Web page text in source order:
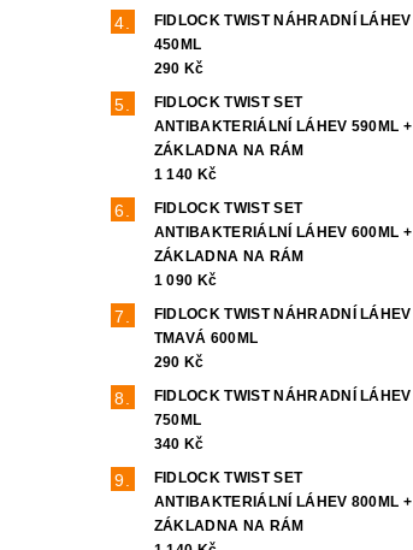
FIDLOCK TWIST NÁHRADNÍ LÁHEV
450ML
290 Kč
FIDLOCK TWIST SET
ANTIBAKTERIÁLNÍ LÁHEV 590ML +
ZÁKLADNA NA RÁM
1 140 Kč
FIDLOCK TWIST SET
ANTIBAKTERIÁLNÍ LÁHEV 600ML +
ZÁKLADNA NA RÁM
1 090 Kč
FIDLOCK TWIST NÁHRADNÍ LÁHEV
TMAVÁ 600ML
290 Kč
FIDLOCK TWIST NÁHRADNÍ LÁHEV
750ML
340 Kč
FIDLOCK TWIST SET
ANTIBAKTERIÁLNÍ LÁHEV 800ML +
ZÁKLADNA NA RÁM